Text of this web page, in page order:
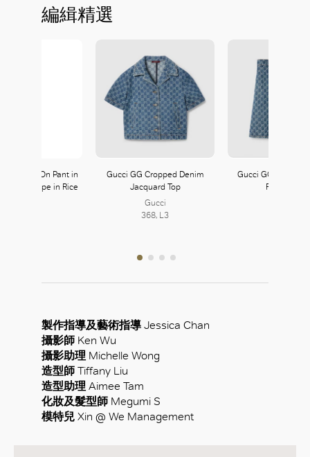
編緝精選
Pull-On Pant in
Crepe in Rice
Gucci GG Cropped Denim
Jacquard Top
Gucci
368, L3
Gucci GG Denim
Flared Skirt
製作指導及藝術指導 Jessica Chan
攝影師 Ken Wu
攝影助理 Michelle Wong
造型師 Tiffany Liu
造型助理 Aimee Tam
化妝及髮型師 Megumi S
模特兒 Xin @ We Management